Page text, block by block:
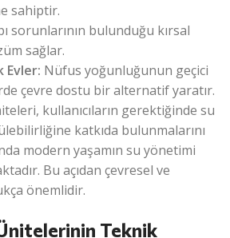
sahiptir.
sorunlarının bulunduğu kırsal
sağlar.
Evler: Nüfus yoğunluğunun geçici
çevre dostu bir alternatif yaratır.
kullanıcıların gerektiğinde su
katkıda bulunmalarını
modern yaşamın su yönetimi
Bu açıdan çevresel ve
önemlidir.
Teknik